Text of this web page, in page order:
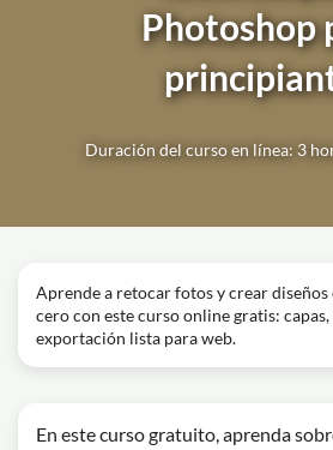
Photoshop
Duración del curso en línea: 3
Aprende a retocar fotos y crear
cero con este curso online gratis:
exportación lista para web.
En este curso gratuito, aprenda